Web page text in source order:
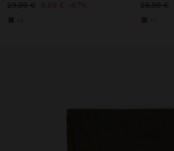
29,99 €
9,99 € 67%
29,99 €